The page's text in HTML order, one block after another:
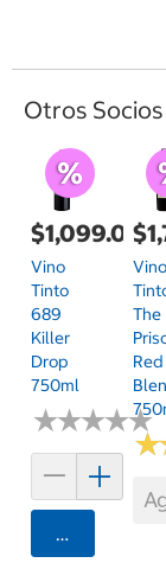
Otros
$1,099.00
Vino
Tinto
689
Killer
Drop
750ml
★★★★★
★★★★★
Agregar
Vino
The
Red
★
★